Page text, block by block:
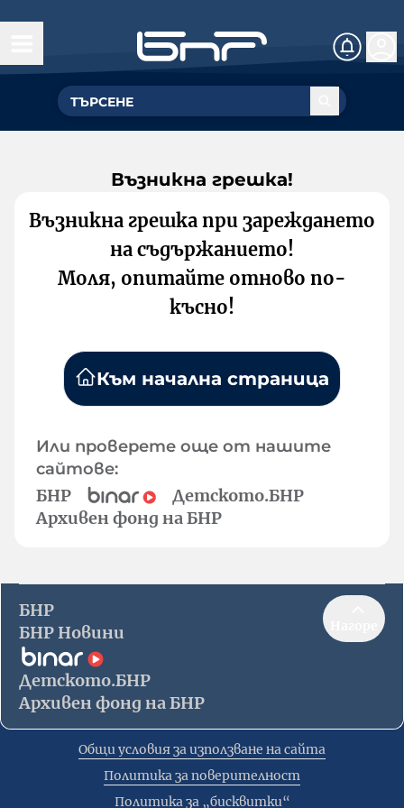
Възникна грешка!
Възникна грешка при зареждането
на съдържанието!
Моля, опитайте отново по-
късно!
Към начална страница
Или проверете още от нашите
сайтове:
БНР
Детското.БНР
Архивен фонд на БНР
БНР
БНР Новини
Детското.БНР
Архивен фонд на БНР
Общи условия за използване на сайта
Политика за поверителност
Политика за „бисквитки“